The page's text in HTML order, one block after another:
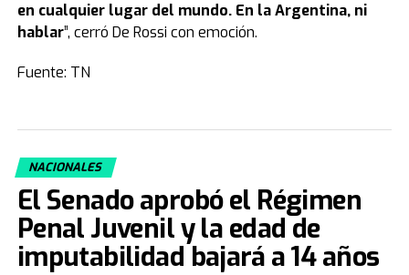
en cualquier lugar del mundo. En la Argentina, ni
hablar”, cerró De Rossi con emoción.
Fuente: TN
NACIONALES
El Senado aprobó el Régimen
Penal Juvenil y la edad de
imputabilidad bajará a 14 años